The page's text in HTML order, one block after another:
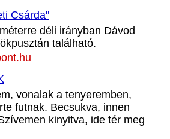
Csárda"
déli irányban Dávod
található.
vonalak a tenyeremben,
futnak. Becsukva, innen
kinyitva, ide tér meg